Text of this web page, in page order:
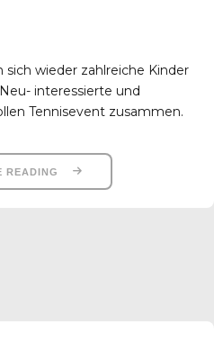
wieder zahlreiche Kinder
interessierte und
Tennisevent zusammen.
READING